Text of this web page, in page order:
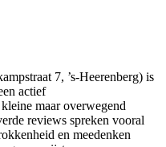
7, ’s-Heerenberg) is
actief
maar overwegend
reviews spreken vooral
en meedenken